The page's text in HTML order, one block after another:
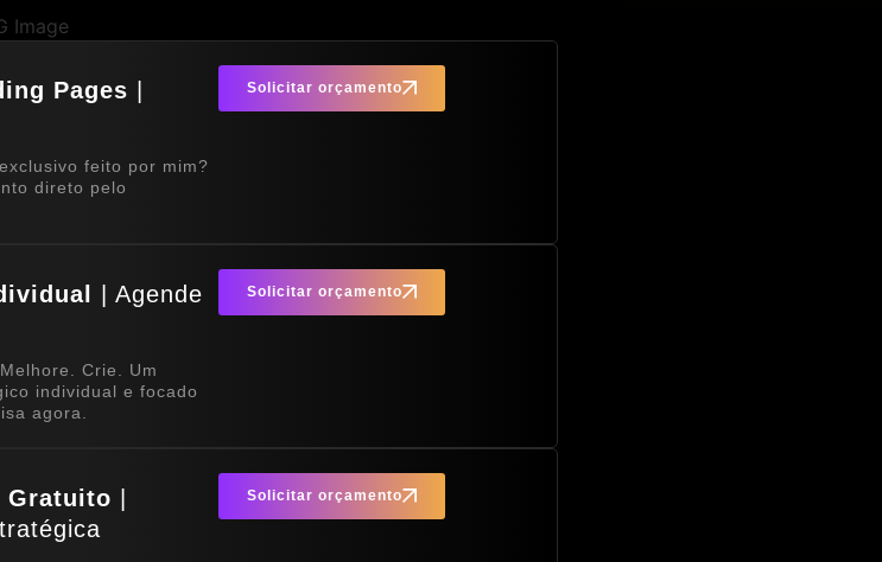
Pages |
feito por mim?
direto pelo
Solicitar orçamento
| Agende
Crie. Um
individual e focado
agora.
Solicitar orçamento
Gratuito |
Solicitar orçamento